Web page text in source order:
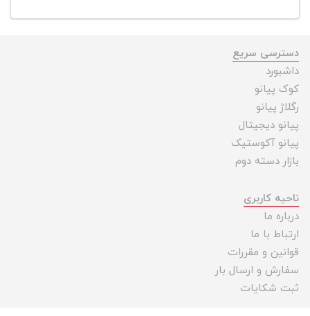
دسترسی سریع
داشبورد
کوک پیانو
رگلاژ پیانو
پیانو دیجیتال
پیانو آکوستیک
بازار دسته دوم
ناحیه کاربری
درباره ما
ارتباط با ما
قوانین و مقررات
سفارش و ارسال بار
ثبت شکایات